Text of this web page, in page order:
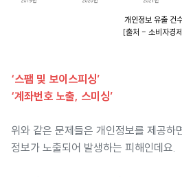
개인정보 유출 건
[출처 - 소비자경
‘스팸 및 보이스피싱’
‘계좌번호 노출, 스미싱’
위와 같은 문제들은 개인정보를 제공하
정보가 노출되어 발생하는 피해인데요.